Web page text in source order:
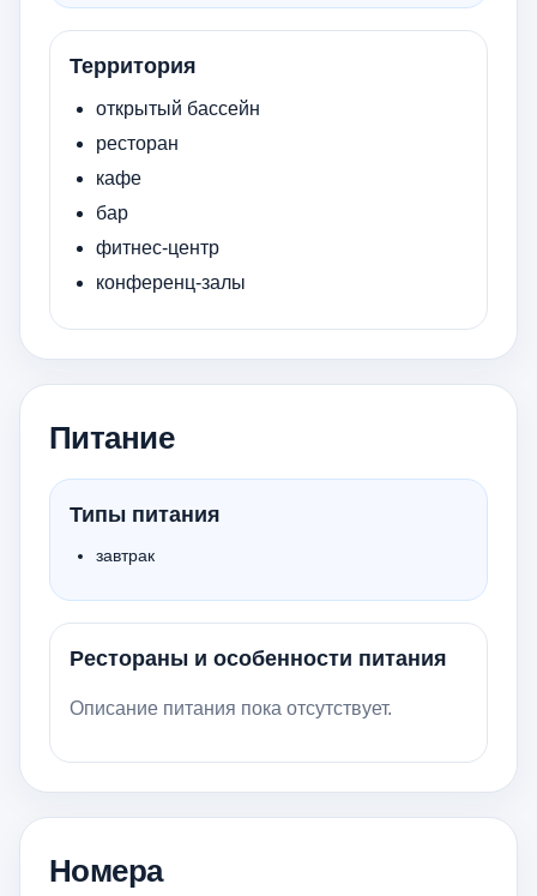
Территория
открытый бассейн
ресторан
кафе
бар
фитнес-центр
конференц-залы
Питание
Типы питания
завтрак
Рестораны и особенности питания
Описание питания пока отсутствует.
Номера